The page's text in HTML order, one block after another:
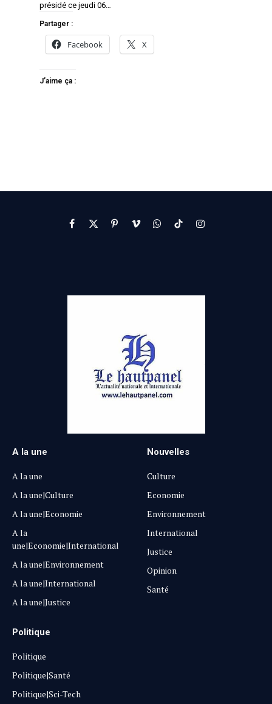
présidé ce jeudi 06…
Partager :
Facebook X
J’aime ça :
Facebook
X
PinterestVimeoWhatsApp
TikTokInstagram
A la une
A la une
A la une|Culture
A la une|Economie
A la
une|Economie|International
A la une|Environnement
A la une|International
A la une|Justice
Nouvelles
Culture
Economie
Environnement
International
Justice
Opinion
Santé
Politique
Politique
Politique|Santé
Politique|Sci-Tech